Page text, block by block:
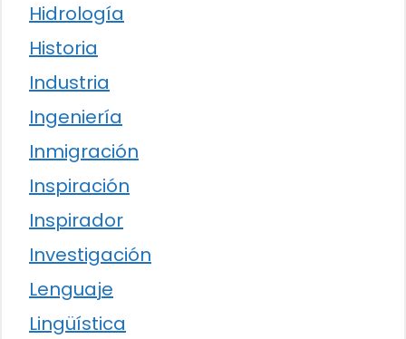
Hidrología
Historia
Industria
Ingeniería
Inmigración
Inspiración
Inspirador
Investigación
Lenguaje
Lingüística